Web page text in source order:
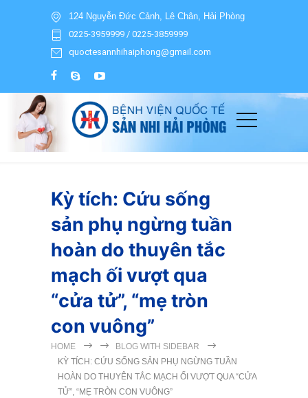
124 Nguyễn Đức Cảnh, Lê Chân, Hải Phòng
0225-3959999 / 0225-3859999
quoctesannhihaiphong@gmail.com
Kỳ tích: Cứu sống
sản phụ ngừng tuần
hoàn do thuyên tắc
mạch ối vượt qua
“cửa tử”, “mẹ tròn
con vuông”
HOME
BLOG WITH SIDEBAR
KỲ TÍCH: CỨU SỐNG SẢN PHỤ NGỪNG TUẦN
HOÀN DO THUYÊN TẮC MẠCH ỐI VƯỢT QUA “CỬA
TỬ”, “MẸ TRÒN CON VUÔNG”